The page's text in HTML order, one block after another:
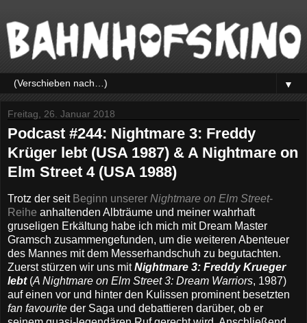
▼
Freitag, 26. Januar 2018
Podcast #244: Nightmare 3: Freddy
Krüger lebt (USA 1987) & A Nightmare on
Elm Street 4 (USA 1988)
Trotz der seit Beginn unserer Nightmare on Elm Street-
Reihe anhaltenden Albträume und meiner wahrhaft
gruseligen Erkältung habe ich mich mit Dream Master
Gramsch zusammengefunden, um die weiteren Abenteuer
des Mannes mit dem Messerhandschuh zu begutachten.
Zuerst stürzen wir uns mitNightmare 3: Freddy Krueger
lebt(A Nightmare on Elm Street 3: Dream Warriors, 1987)
auf einen vor und hinter den Kulissen prominent besetzten
fan favourite der Saga und debattieren darüber, ob er